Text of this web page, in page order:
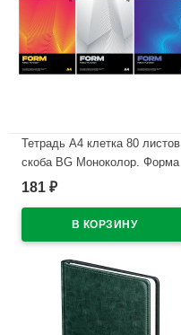
Тетрадь А4 клетка 80 листов
скоба BG Моноколор. Форма
ассорти арт.Т4ск80 63254
181 ₽